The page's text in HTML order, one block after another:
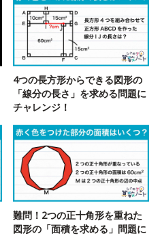
4つの長方形からできる図形の
「線分の長さ」を求める問題に
チャレンジ！
難問！2つの正十角形を重ねた
図形の「面積を求める」問題に